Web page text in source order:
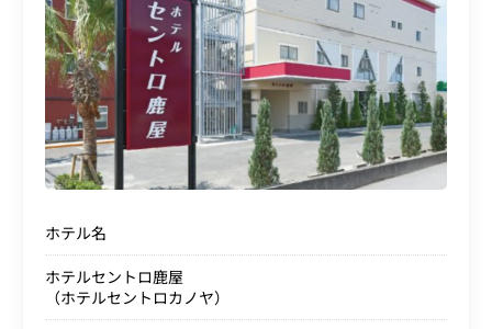
ホテル名
ホテルセントロ鹿屋
（ホテルセントロカノヤ）